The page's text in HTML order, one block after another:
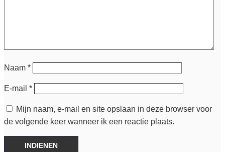
Naam *
E-mail *
Mijn naam, e-mail en site opslaan in deze browser voor
de volgende keer wanneer ik een reactie plaats.
INDIENEN